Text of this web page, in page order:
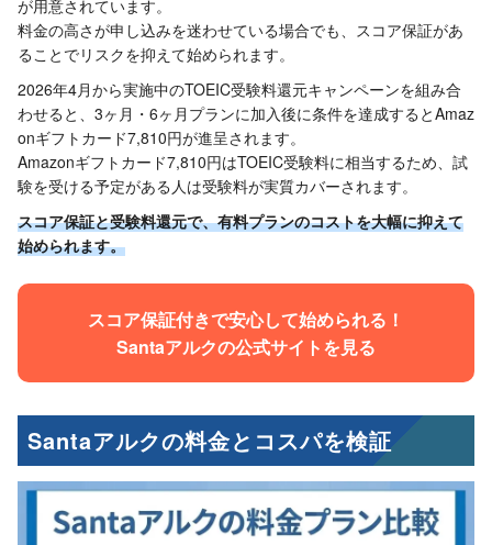
が用意されています。
料金の高さが申し込みを迷わせている場合でも、スコア保証があ
ることでリスクを抑えて始められます。
2026年4月から実施中のTOEIC受験料還元キャンペーンを組み合
わせると、3ヶ月・6ヶ月プランに加入後に条件を達成するとAmaz
onギフトカード7,810円が進呈されます。
Amazonギフトカード7,810円はTOEIC受験料に相当するため、試
験を受ける予定がある人は受験料が実質カバーされます。
スコア保証と受験料還元で、有料プランのコストを大幅に抑えて
始められます。
スコア保証付きで安心して始められる！
Santaアルクの公式サイトを見る
Santaアルクの料金とコスパを検証